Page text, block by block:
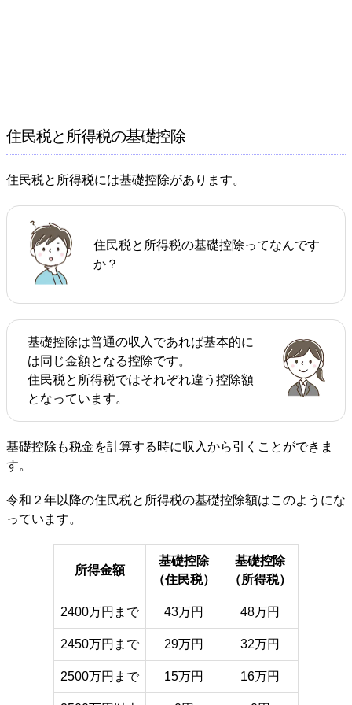
住民税と所得税の基礎控除
住民税と所得税には基礎控除があります。
住民税と所得税の基礎控除ってなんです
か？
基礎控除は普通の収入であれば基本的に
は同じ金額となる控除です。
住民税と所得税ではそれぞれ違う控除額
となっています。
基礎控除も税金を計算する時に収入から引くことができま
す。
令和２年以降の住民税と所得税の基礎控除額はこのようにな
っています。
所得金額
基礎控除
（住民税）
基礎控除
（所得税）
2400万円まで 43万円 48万円
2450万円まで 29万円 32万円
2500万円まで 15万円 16万円